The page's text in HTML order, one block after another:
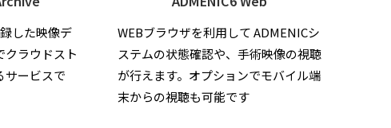
した映像デ
クラウドスト
サービスで
WEBブラウザを利用して ADMENICシ
ステムの状態確認や、手術映像の視聴
が行えます。オプションでモバイル端
末からの視聴も可能です